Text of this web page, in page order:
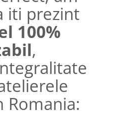
iti prezint
100%
,
Romania: